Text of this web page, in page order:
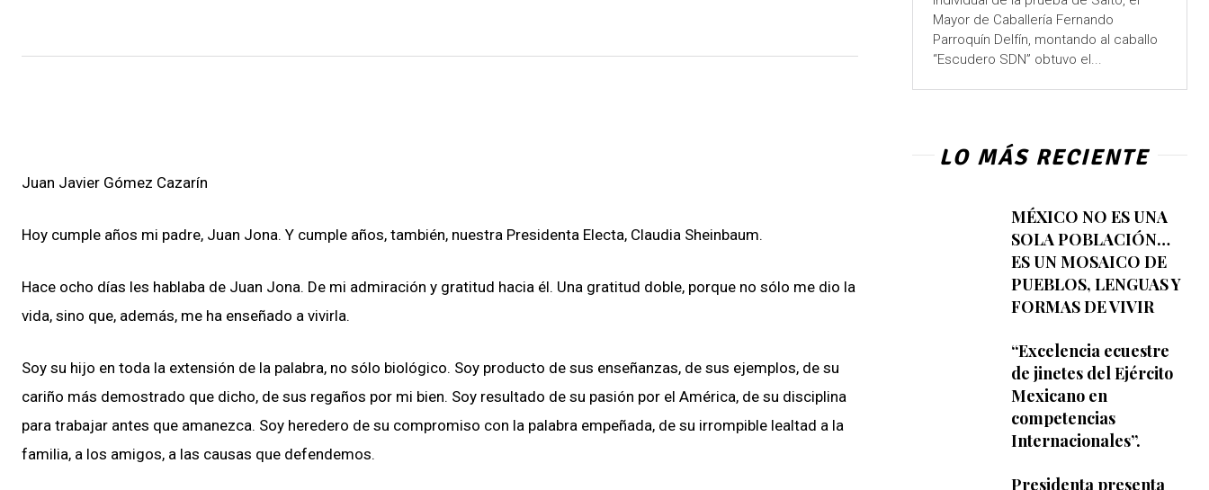
Juan Javier Gómez Cazarín
Hoy cumple años mi padre, Juan Jona. Y cumple años, también, nuestra Presidenta Electa, Claudia Sheinbaum.
Hace ocho días les hablaba de Juan Jona. De mi admiración y gratitud hacia él. Una gratitud doble, porque no sólo me dio la
vida, sino que, además, me ha enseñado a vivirla.
Soy su hijo en toda la extensión de la palabra, no sólo biológico. Soy producto de sus enseñanzas, de sus ejemplos, de su
cariño más demostrado que dicho, de sus regaños por mi bien. Soy resultado de su pasión por el América, de su disciplina
para trabajar antes que amanezca. Soy heredero de su compromiso con la palabra empeñada, de su irrompible lealtad a la
familia, a los amigos, a las causas que defendemos.
Mayor de Caballería Fernando
Parroquín Delfín, montando al caballo
“Escudero SDN” obtuvo el...
LO MÁS RECIENTE
MÉXICO NO ES UNA
SOLA POBLACIÓN…
ES UN MOSAICO DE
PUEBLOS, LENGUAS Y
FORMAS DE VIVIR
“Excelencia ecuestre
de jinetes del Ejército
Mexicano en
competencias
Internacionales”.
Presidenta presenta